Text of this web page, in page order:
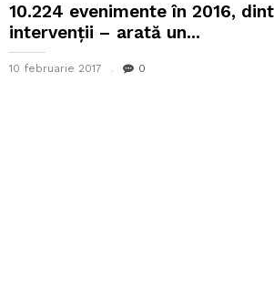
10.224 evenimente în 2016,
intervenții – arată un...
10 februarie 2017 0